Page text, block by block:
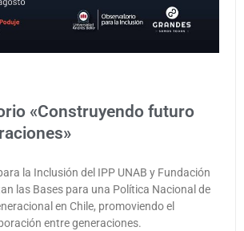
«Construyendo futuro
la Inclusión del IPP UNAB y Fundación
las Bases para una Política Nacional de
en Chile, promoviendo el
entre generaciones.